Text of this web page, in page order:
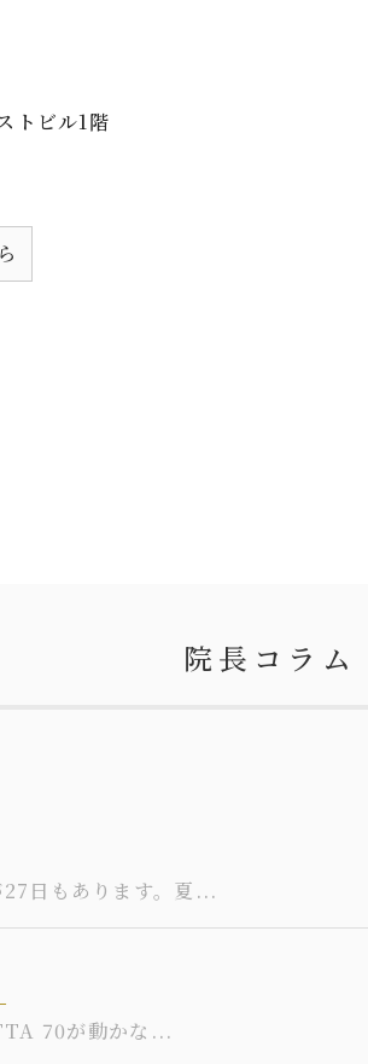
トビル1階
院長コラム
日もあります。夏...
70が動かな...